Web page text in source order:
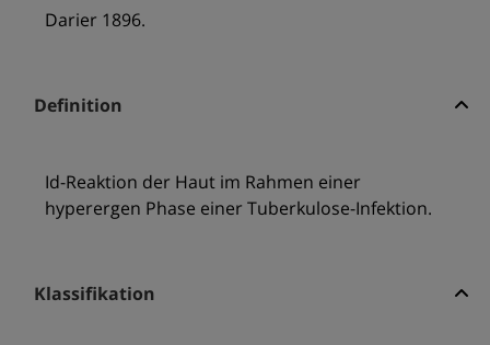
Darier 1896.
Definition
Id-Reaktion der Haut im Rahmen einer
hyperergen Phase einer Tuberkulose-Infektion.
Klassifikation